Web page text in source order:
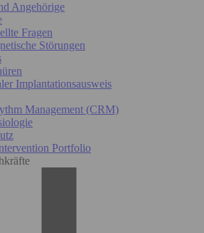
Angehörige
Fragen
Störungen
Implantationsausweis
Management (CRM)
Portfolio